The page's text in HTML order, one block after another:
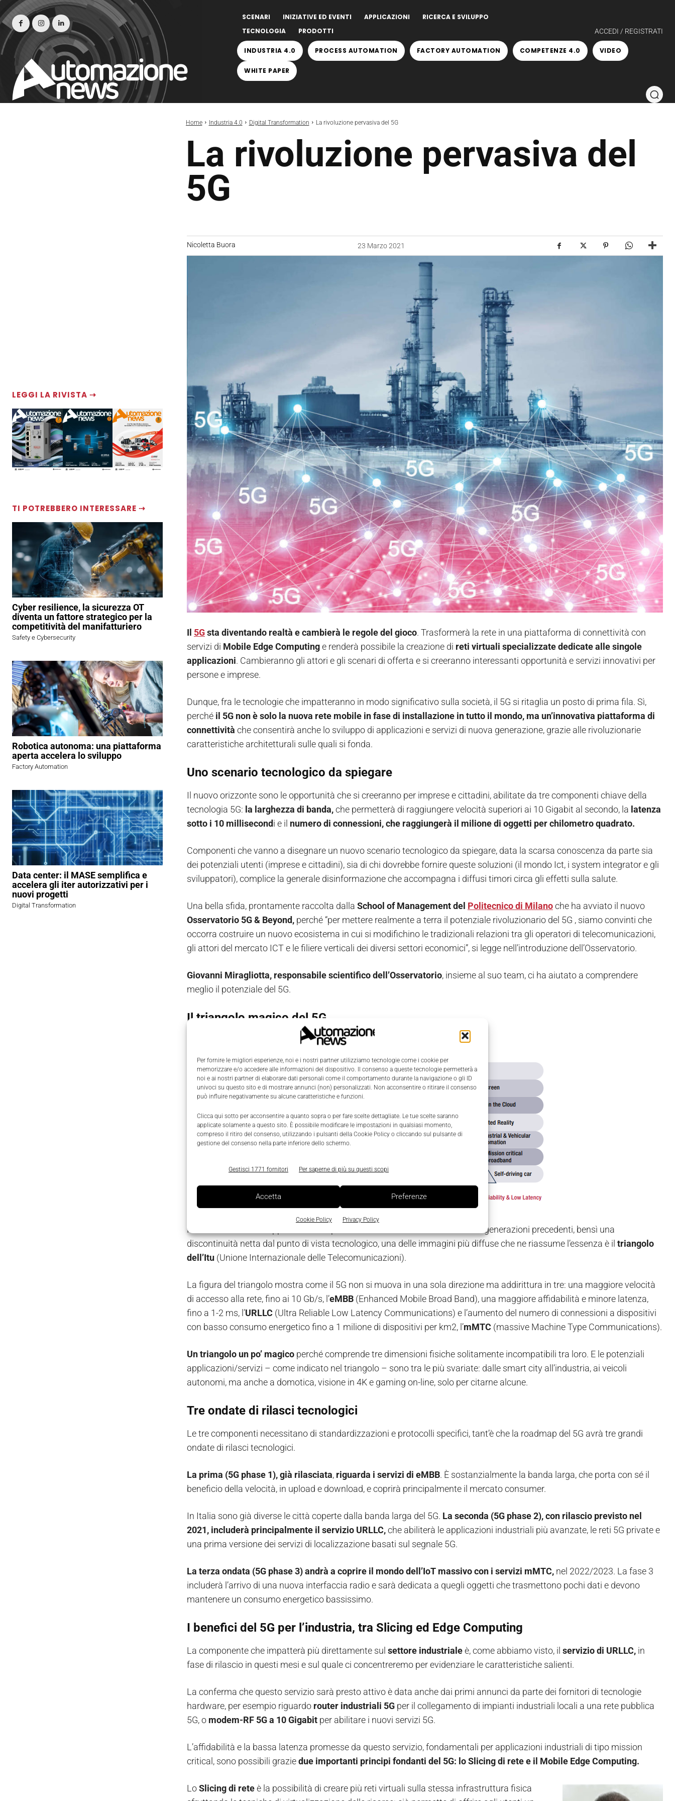
Per fornire le migliori esperienze, noi e i nostri partner utilizziamo tecnologie come i cookie per
memorizzare e/o accedere alle informazioni del dispositivo. Il consenso a queste tecnologie permetterà a
noi e ai nostri partner di elaborare dati personali come il comportamento durante la navigazione o gli ID
univoci su questo sito e di mostrare annunci (non) personalizzati. Non acconsentire o ritirare il consenso
può influire negativamente su alcune caratteristiche e funzioni.
Clicca qui sotto per acconsentire a quanto sopra o per fare scelte dettagliate. Le tue scelte saranno
applicate solamente a questo sito. È possibile modificare le impostazioni in qualsiasi momento,
compreso il ritiro del consenso, utilizzando i pulsanti della Cookie Policy o cliccando sul pulsante di
gestione del consenso nella parte inferiore dello schermo.
Gestisci 1771 fornitori Per saperne di più su questi scopi
Accetta Preferenze
Cookie Policy Privacy Policy
SCENARI INIZIATIVE ED EVENTI APPLICAZIONI
RICERCA E SVILUPPO
TECNOLOGIA
PRODOTTI ACCEDI / REGISTRATI
INDUSTRIA 4.0 PROCESS AUTOMATION FACTORY AUTOMATION COMPETENZE 4.0 VIDEO
WHITE PAPER
Home Industria 4.0 Digital Transformation La rivoluzione pervasiva del 5G
La rivoluzione pervasiva del
5G
LEGGI LA RIVISTA ⇢
TI POTREBBERO INTERESSARE ⇢
Cyber resilience, la sicurezza OT
diventa un fattore strategico per la
competitività del manifatturiero
Safety e Cybersecurity
Robotica autonoma: una piattaforma
aperta accelera lo sviluppo
Factory Automation
Data center: il MASE semplifica e
accelera gli iter autorizzativi per i
nuovi progetti
Digital Transformation
Nicoletta Buora 23 Marzo 2021
Il 5Gsta diventando realtà e cambierà le regole del gioco. Trasformerà la rete in una piattaforma di connettività con
servizi di Mobile Edge Computinge renderà possibile la creazione di reti virtuali specializzate dedicate alle singole
applicazioni. Cambieranno gli attori e gli scenari di offerta e si creeranno interessanti opportunità e servizi innovativi per
persone e imprese.
Dunque, fra le tecnologie che impatteranno in modo significativo sulla società, il 5G si ritaglia un posto di prima fila. Sì,
perché il 5G non è solo la nuova rete mobile in fase di installazione in tutto il mondo, ma un’innovativa piattaforma di
connettività che consentirà anche lo sviluppo di applicazioni e servizi di nuova generazione, grazie alle rivoluzionarie
caratteristiche architetturali sulle quali si fonda.
Uno scenario tecnologico da spiegare
Il nuovo orizzonte sono le opportunità che si creeranno per imprese e cittadini, abilitate da tre componenti chiave della
tecnologia 5G: la larghezza di banda,che permetterà di raggiungere velocità superiori ai 10 Gigabit al secondo, la latenza
sotto i 10 millisecondi e il numero di connessioni, che raggiungerà il milione di oggetti per chilometro quadrato.
Componenti che vanno a disegnare un nuovo scenario tecnologico da spiegare, data la scarsa conoscenza da parte sia
dei potenziali utenti (imprese e cittadini), sia di chi dovrebbe fornire queste soluzioni (il mondo Ict, i system integrator e gli
sviluppatori), complice la generale disinformazione che accompagna i diffusi timori circa gli effetti sulla salute.
Una bella sfida, prontamente raccolta dalla School of Management del Politecnico di Milanoche ha avviato il nuovo
Osservatorio 5G & Beyond, perché “per mettere realmente a terra il potenziale rivoluzionario del 5G , siamo convinti che
occorra costruire un nuovo ecosistema in cui si modifichino le tradizionali relazioni tra gli operatori di telecomunicazioni,
gli attori del mercato ICT e le filiere verticali dei diversi settori economici”, si legge nell’introduzione dell’Osservatorio.
Giovanni Miragliotta, responsabile scientifico dell’Osservatorio, insieme al suo team, ci ha aiutato a comprendere
meglio il potenziale del 5G.
Il triangolo magico del 5G
Posto che il 5G non rappresenta semplicemente un’evoluzione del 4G e delle generazioni precedenti, bensì una
discontinuità netta dal punto di vista tecnologico, una delle immagini più diffuse che ne riassume l’essenza è il triangolo
dell’Itu (Unione Internazionale delle Telecomunicazioni).
La figura del triangolo mostra come il 5G non si muova in una sola direzione ma addirittura in tre: una maggiore velocità
di accesso alla rete, fino ai 10 Gb/s, l’eMBB (Enhanced Mobile Broad Band), una maggiore affidabilità e minore latenza,
fino a 1-2 ms, l’URLLC (Ultra Reliable Low Latency Communications) e l’aumento del numero di connessioni a dispositivi
con basso consumo energetico fino a 1 milione di dispositivi per km2, l’mMTC (massive Machine Type Communications).
Un triangolo un po’ magico perché comprende tre dimensioni fisiche solitamente incompatibili tra loro. E le potenziali
applicazioni/servizi – come indicato nel triangolo – sono tra le più svariate: dalle smart city all’industria, ai veicoli
autonomi, ma anche a domotica, visione in 4K e gaming on-line, solo per citarne alcune.
Tre ondate di rilasci tecnologici
Le tre componenti necessitano di standardizzazioni e protocolli specifici, tant’è che la roadmap del 5G avrà tre grandi
ondate di rilasci tecnologici.
La prima (5G phase 1), già rilasciata, riguarda i servizi di eMBB. È sostanzialmente la banda larga, che porta con sé il
beneficio della velocità, in upload e download, e coprirà principalmente il mercato consumer.
In Italia sono già diverse le città coperte dalla banda larga del 5G. La seconda (5G phase 2), con rilascio previsto nel
2021, includerà principalmente il servizio URLLC,che abiliterà le applicazioni industriali più avanzate, le reti 5G private e
una prima versione dei servizi di localizzazione basati sul segnale 5G.
La terza ondata (5G phase 3) andrà a coprire il mondo dell’IoT massivo con i servizi mMTC, nel 2022/2023. La fase 3
includerà l’arrivo di una nuova interfaccia radio e sarà dedicata a quegli oggetti che trasmettono pochi dati e devono
mantenere un consumo energetico bassissimo.
I benefici del 5G per l’industria, tra Slicing ed Edge Computing
La componente che impatterà più direttamente sul settore industrialeè, come abbiamo visto, il servizio di URLLC, in
fase di rilascio in questi mesi e sul quale ci concentreremo per evidenziare le caratteristiche salienti.
La conferma che questo servizio sarà presto attivo è data anche dai primi annunci da parte dei fornitori di tecnologie
hardware, per esempio riguardo router industriali 5G per il collegamento di impianti industriali locali a una rete pubblica
5G, o modem-RF 5G a 10 Gigabit per abilitare i nuovi servizi 5G.
L’affidabilità e la bassa latenza promesse da questo servizio, fondamentali per applicazioni industriali di tipo mission
critical, sono possibili graziedue importanti principi fondanti del 5G: lo Slicing di rete e il Mobile Edge Computing.
LoSlicing di reteè la possibilità di creare più reti virtuali sulla stessa infrastruttura fisica